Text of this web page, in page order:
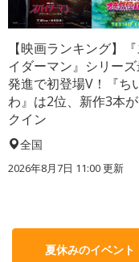
【映画ランキング】
イダーマン』シリー
発進で初登場V！『ち
わ』は2位、新作3本
クイン
全国
2026年8月7日 11:00更新
夏休みのイベン